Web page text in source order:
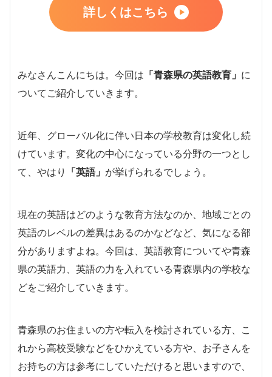
詳しくはこちら
みなさんこんにちは。今回は 「青森県の英語教育」 に
ついてご紹介していきます。
近年、グローバル化に伴い日本の学校教育は変化し続
けています。変化の中心になっている分野の一つとし
て、やはり
「英語」 が挙げられるでしょう。
現在の英語はどのような教育方法なのか、地域ごとの
英語のレベルの差異はあるのかなどなど、気になる部
分がありますよね。今回は、英語教育についてや青森
県の英語力、英語の力を入れている青森県内の学校な
どをご紹介していきます。
青森県のお住まいの方や転入を検討されている方、こ
れから高校受験などをひかえている方や、お子さんを
お持ちの方は参考にしていただけると思いますので、